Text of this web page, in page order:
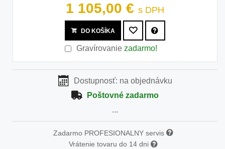
1 105,00 € s DPH
DO KOŠÍKA
Gravírovanie zadarmo!
Dostupnosť: na objednávku
Poštovné zadarmo
...
Zadarmo PROFESIONALNY servis
Vrátenie tovaru do 14 dni